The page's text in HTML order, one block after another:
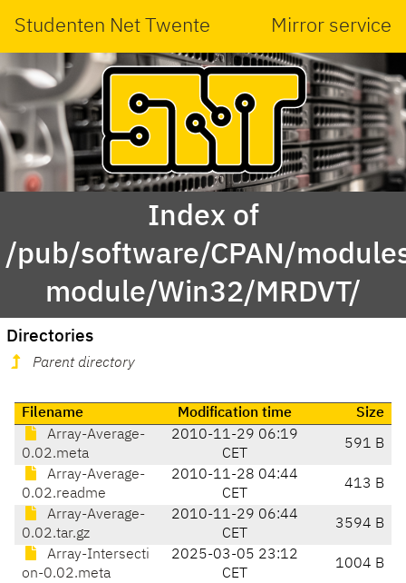
Studenten Net Twente Mirror service
Index of
/pub/software/CPAN/
module/Win32/MRDVT/
Directories
Parent directory
Filename Modification time
Size
Array-Average-
0.02.meta
2010-11-29 06:19
CET
591 B
Array-Average-
0.02.readme
2010-11-28 04:44
CET
413 B
Array-Average-
0.02.tar.gz
2010-11-29 06:44
CET
3594 B
Array-Intersecti
on-0.02.meta
2025-03-05 23:12
CET
1004 B